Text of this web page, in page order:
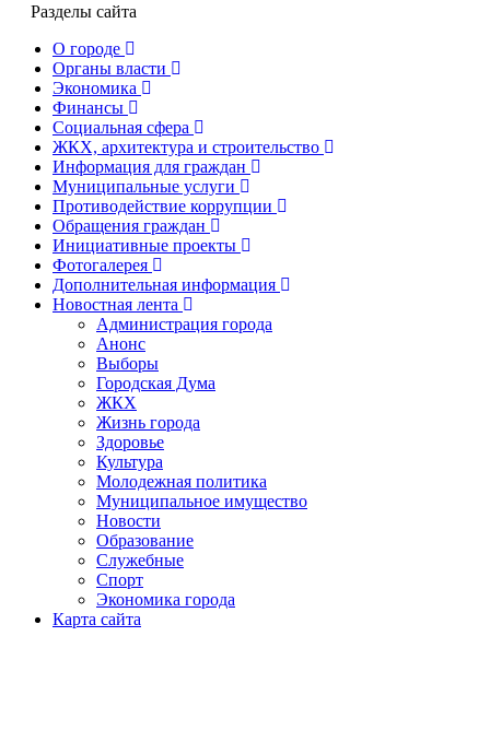
Разделы сайта
О городе
Органы власти
Экономика
Финансы
Социальная сфера
ЖКХ, архитектура и строительство
Информация для граждан
Муниципальные услуги
Противодействие коррупции
Обращения граждан
Инициативные проекты
Фотогалерея
Дополнительная информация
Новостная лента
Администрация города
Анонс
Выборы
Городская Дума
ЖКХ
Жизнь города
Здоровье
Культура
Молодежная политика
Муниципальное имущество
Новости
Образование
Служебные
Спорт
Экономика города
Карта сайта